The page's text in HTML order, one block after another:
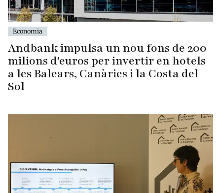
Economia
Andbank impulsa un nou fons de 200
milions d'euros per invertir en hotels
a les Balears, Canàries i la Costa del
Sol